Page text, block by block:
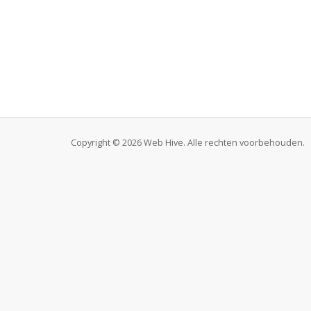
Copyright © 2026 Web Hive. Alle rechten voorbehouden.